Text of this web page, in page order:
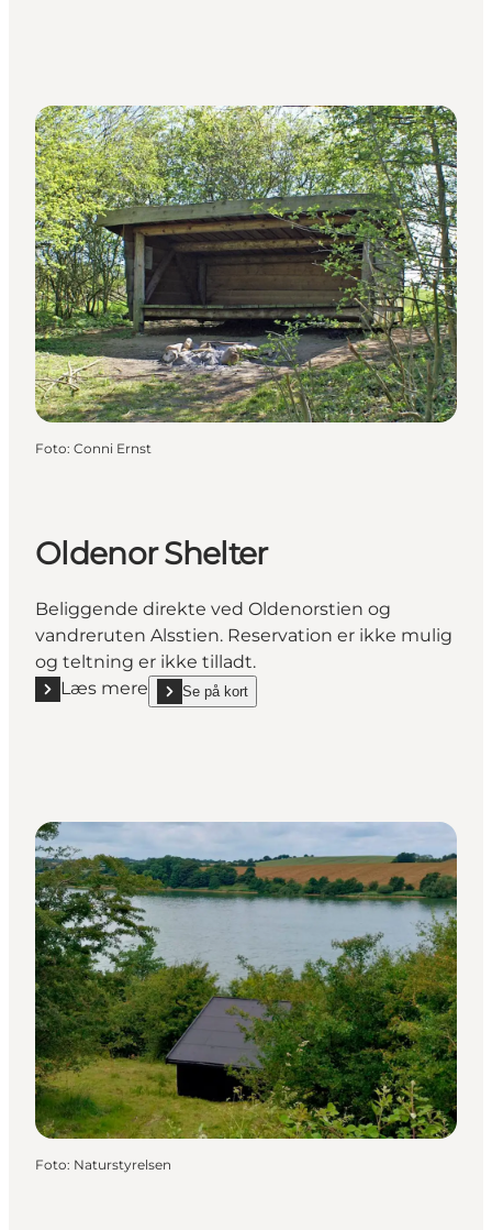
Foto: Conni Ernst
Oldenor Shelter
Beliggende direkte ved Oldenorstien og
vandreruten Alsstien. Reservation er ikke mulig
og teltning er ikke tilladt.
Læs mere
Læs mere "Oldenor Shelter"
Se på kort
show Oldenor Shelter on_map
Foto: Naturstyrelsen